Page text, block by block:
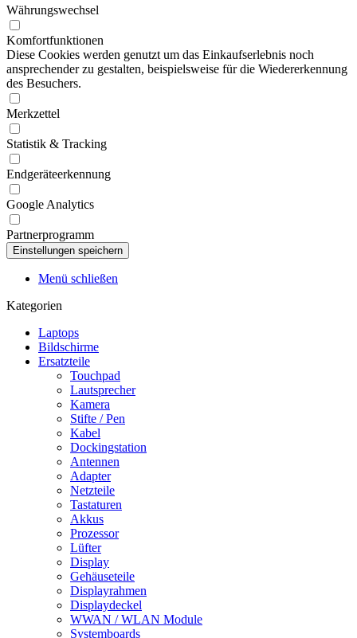
Währungswechsel
Komfortfunktionen
Diese Cookies werden genutzt um das Einkaufserlebnis noch
ansprechender zu gestalten, beispielsweise für die Wiedererkennung
des Besuchers.
Merkzettel
Statistik & Tracking
Endgeräteerkennung
Google Analytics
Partnerprogramm
Menü schließen
Kategorien
Laptops
Bildschirme
Ersatzteile
Touchpad
Lautsprecher
Kamera
Stifte / Pen
Kabel
Dockingstation
Antennen
Adapter
Netzteile
Tastaturen
Akkus
Prozessor
Lüfter
Display
Gehäuseteile
Displayrahmen
Displaydeckel
WWAN / WLAN Module
Systemboards